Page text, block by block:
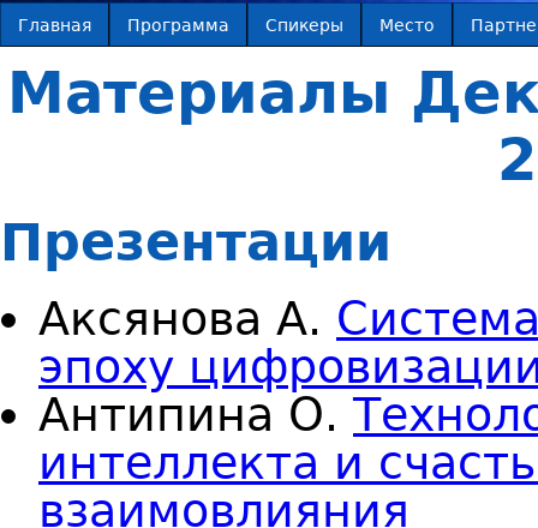
Главная Программа Спикеры Место
Материалы
Презентации
Аксянова А.
эпоху
Антипина О.
интеллекта и
взаимовлияния